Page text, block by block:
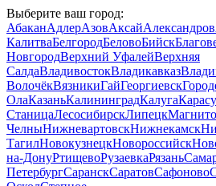
Выберите ваш город:
АбаканАдлерАзовАксайАлександров
КалитваБелгородБеловоБийск
НовгородВерхний УфалейВерхняя
СалдаВладивостокВладикавказ
ВолочёкВязникиГайГеоргиевск
ОлаКазаньКалининградКалуга
СтаницаЛесосибирскЛипецк
ЧелныНижневартовскНижнекамск
ТагилНовокузнецкНовороссийск
на-ДонуРтищевоРузаевкаРязань
ПетербургСаранскСаратовСафоново